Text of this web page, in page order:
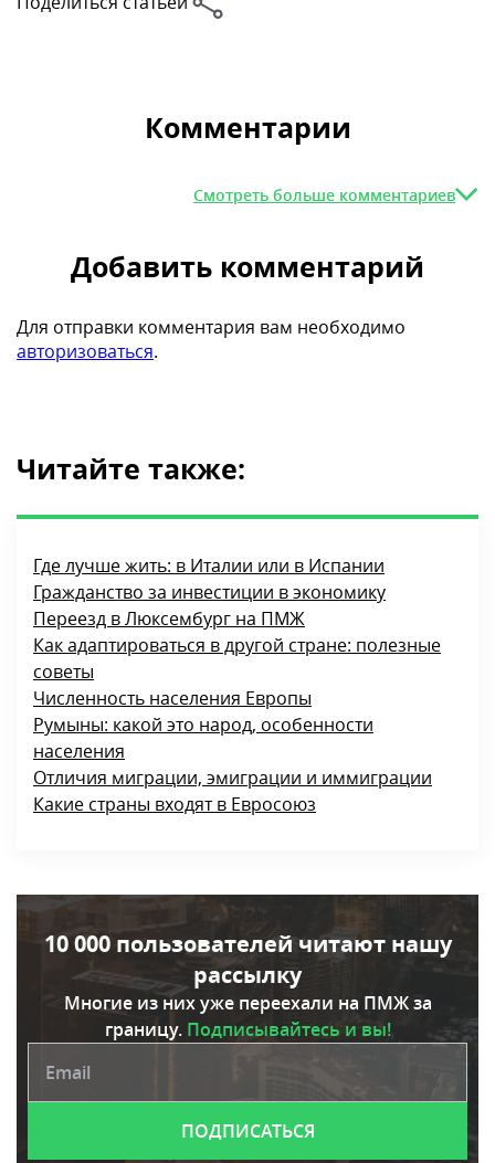
Комментарии
Смотреть больше комментариев
Добавить комментарий
Для отправки комментария вам необходимо
авторизоваться.
Читайте также:
Где лучше жить: в Италии или в Испании
Гражданство за инвестиции в экономику
Переезд в Люксембург на ПМЖ
Как адаптироваться в другой стране: полезные
советы
Численность населения Европы
Румыны: какой это народ, особенности
населения
Отличия миграции, эмиграции и иммиграции
Какие страны входят в Евросоюз
10 000 пользователей читают нашу
рассылку
Многие из них уже переехали на ПМЖ за
границу. Подписывайтесь и вы!